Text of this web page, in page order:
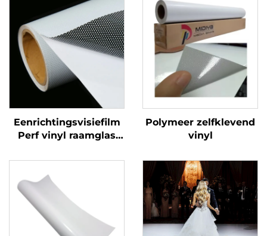
Eenrichtingsvisiefilm
Perf vinyl raamglas
Perforated Viny Roll
Polymeer zelfklevend
vinyl